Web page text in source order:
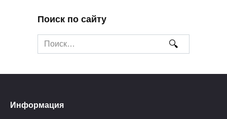
Поиск по сайту
Search
for:
Информация